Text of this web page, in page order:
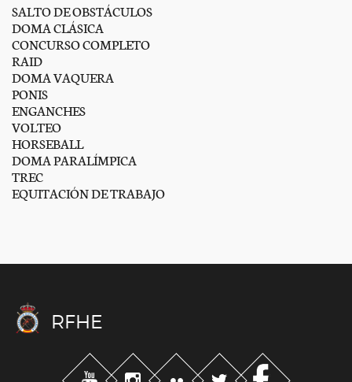
SALTO DE OBSTÁCULOS
DOMA CLÁSICA
CONCURSO COMPLETO
RAID
DOMA VAQUERA
PONIS
ENGANCHES
VOLTEO
HORSEBALL
DOMA PARALÍMPICA
TREC
EQUITACIÓN DE TRABAJO
RFHE